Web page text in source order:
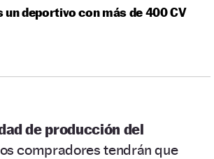
un deportivo con más de 400 CV
de producción del
compradores tendrán que